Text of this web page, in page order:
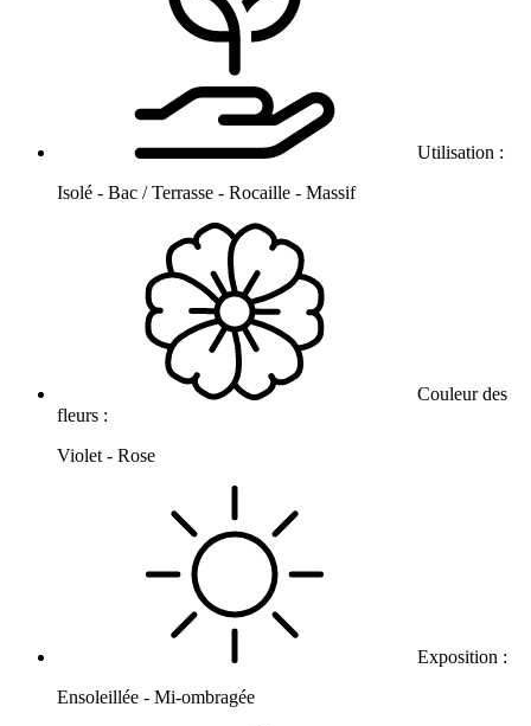
Utilisation :
Isolé - Bac / Terrasse - Rocaille - Massif
Couleur des
fleurs :
Violet - Rose
Exposition :
Ensoleillée - Mi-ombragée